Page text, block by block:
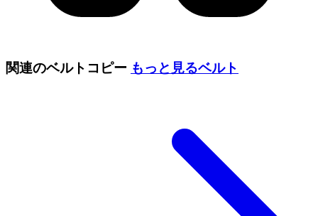
関連のベルトコピー もっと見るベルト